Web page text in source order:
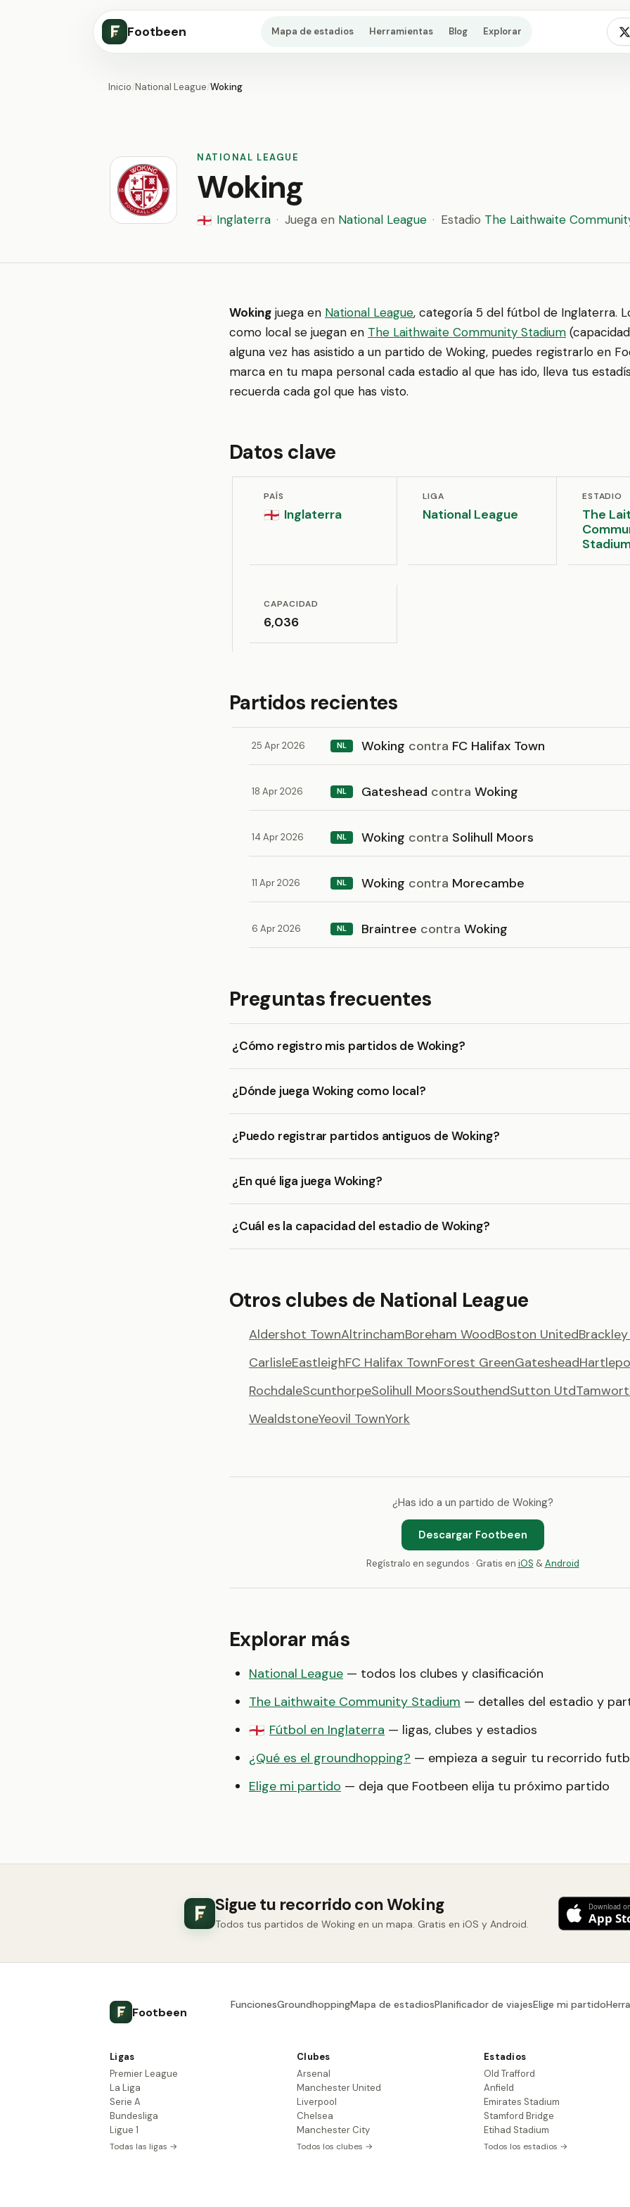
Footbeen Mapa de estadios Herramientas Blog Explorar
Inicio/National League/Woking
NATIONAL LEAGUE
Woking
🏴󠁧󠁢󠁥󠁮󠁧󠁿 Inglaterra · Juega en National League · Estadio The Laithwaite
Woking juega en National League, categoría 5 del fútbol de Inglaterra.
como local se juegan en The Laithwaite Community Stadium
alguna vez has asistido a un partido de Woking, puedes registrarlo en
marca en tu mapa personal cada estadio al que has ido, lleva tus
recuerda cada gol que has visto.
Datos clave
PAÍS
🏴󠁧󠁢󠁥󠁮󠁧󠁿 Inglaterra
LIGA
National League
ESTADIO
The
CAPACIDAD
6,036
Partidos recientes
25 Apr 2026 NL Woking contra FC Halifax Town
18 Apr 2026 NL Gateshead contra Woking
14 Apr 2026 NL Woking contra Solihull Moors
11 Apr 2026 NL Woking contra Morecambe
6 Apr 2026 NL Braintree contra Woking
Preguntas frecuentes
¿Cómo registro mis partidos de Woking?
¿Dónde juega Woking como local?
¿Puedo registrar partidos antiguos de Woking?
¿En qué liga juega Woking?
¿Cuál es la capacidad del estadio de Woking?
Otros clubes de National League
Aldershot TownAltrinchamBoreham WoodBoston United
CarlisleEastleighFC Halifax TownForest GreenGateshead
RochdaleScunthorpeSolihull MoorsSouthendSutton Utd
WealdstoneYeovil TownYork
¿Has ido a un partido de Woking?
Descargar Footbeen
Regístralo en segundos · Gratis en iOS &Android
Explorar más
National League — todos los clubes y clasificación
The Laithwaite Community Stadium — detalles del estadio y
🏴󠁧󠁢󠁥󠁮󠁧󠁿 Fútbol en Inglaterra — ligas, clubes y estadios
¿Qué es el groundhopping? — empieza a seguir tu recorrido
Elige mi partido — deja que Footbeen elija tu próximo partido
Sigue tu recorrido con Woking
Todos tus partidos de Woking en un mapa. Gratis en iOS y Android.
Footbeen
FuncionesGroundhoppingMapa de estadiosPlanificador de viajesElige mi partido
Ligas
Premier League
La Liga
Serie A
Bundesliga
Ligue 1
Todas las ligas →
Clubes
Arsenal
Manchester United
Liverpool
Chelsea
Manchester City
Todos los clubes →
Estadios
Old Trafford
Anfield
Emirates Stadium
Stamford Bridge
Etihad Stadium
Todos los estadios →